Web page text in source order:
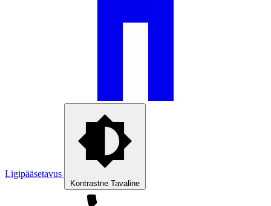
Ligipääsetavus
Kontrastne Tavaline